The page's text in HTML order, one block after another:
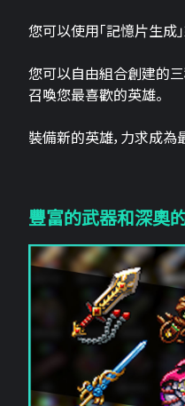
您可以使用「記憶片生成
您可以自由組合創建的三
召喚您最喜歡的英雄。
裝備新的英雄，力求成為
豐富的武器和深奧